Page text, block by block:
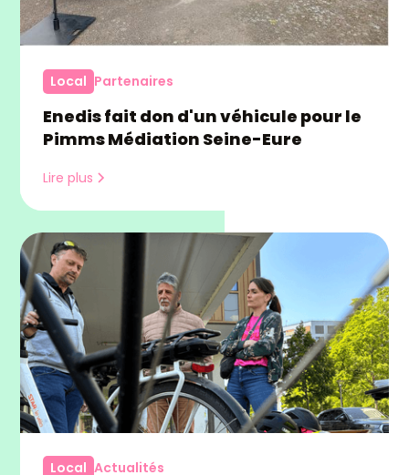
Local Partenaires
Enedis fait don d'un véhicule pour le
Pimms Médiation Seine-Eure
Lire plus
Local Actualités